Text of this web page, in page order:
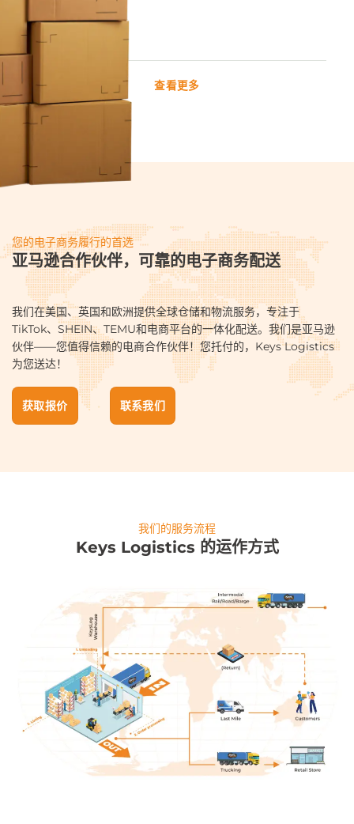
查看更多
您的电子商务履行的首选
亚马逊合作伙伴，可靠的电子商务配送
我们在美国、英国和欧洲提供全球仓储和物流服务，专注于
TikTok、SHEIN、TEMU和电商平台的一体化配送。我们是亚马逊
伙伴——您值得信赖的电商合作伙伴！您托付的，Keys Logistics
为您送达！
获取报价 联系我们
我们的服务流程
Keys Logistics 的运作方式